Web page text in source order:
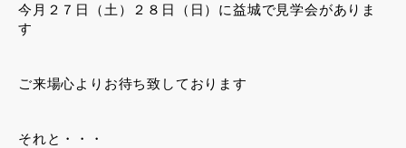
今月２７日（土）２８日（日）に益城で見学会がありま
す
ご来場心よりお待ち致しております
それと・・・